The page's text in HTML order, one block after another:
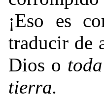
¡Eso es
traducir de
Dios o
tierra.